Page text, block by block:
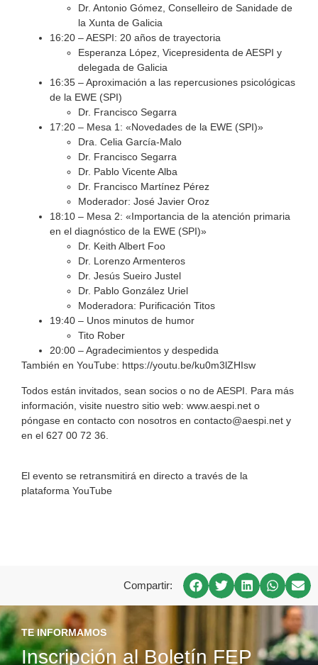
Dr. Antonio Gómez, Conselleiro de Sanidade de
la Xunta de Galicia
16:20 – AESPI: 20 años de trayectoria
Esperanza López, Vicepresidenta de AESPI y
delegada de Galicia
16:35 – Aproximación a las repercusiones psicológicas
de la EWE (SPI)
Dr. Francisco Segarra
17:20 – Mesa 1: «Novedades de la EWE (SPI)»
Dra. Celia García-Malo
Dr. Francisco Segarra
Dr. Pablo Vicente Alba
Dr. Francisco Martínez Pérez
Moderador: José Javier Oroz
18:10 – Mesa 2: «Importancia de la atención primaria
en el diagnóstico de la EWE (SPI)»
Dr. Keith Albert Foo
Dr. Lorenzo Armenteros
Dr. Jesús Sueiro Justel
Dr. Pablo González Uriel
Moderadora: Purificación Titos
19:40 – Unos minutos de humor
Tito Rober
20:00 – Agradecimientos y despedida
También en YouTube: https://youtu.be/ku0m3lZHIsw
Todos están invitados, sean socios o no de AESPI. Para más
información, visite nuestro sitio web: www.aespi.net o
póngase en contacto con nosotros en contacto@aespi.net y
en el 627 00 72 36.
El evento se retransmitirá en directo a través de la
plataforma YouTube
Compartir:
TE INFORMAMOS
Inscripción al Boletín FEP